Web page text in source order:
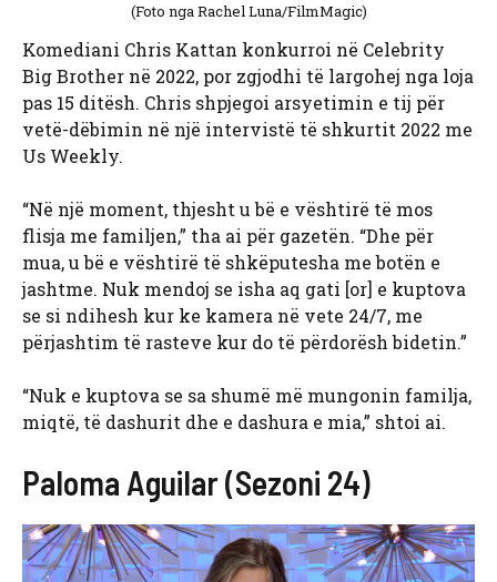
(Foto nga Rachel Luna/FilmMagic)
Komediani Chris Kattan konkurroi në Celebrity
Big Brother në 2022, por zgjodhi të largohej nga loja
pas 15 ditësh. Chris shpjegoi arsyetimin e tij për
vetë-dëbimin në një intervistë të shkurtit 2022 me
Us Weekly.
“Në një moment, thjesht u bë e vështirë të mos
flisja me familjen,” tha ai për gazetën. “Dhe për
mua, u bë e vështirë të shkëputesha me botën e
jashtme. Nuk mendoj se isha aq gati [or] e kuptova
se si ndihesh kur ke kamera në vete 24/7, me
përjashtim të rasteve kur do të përdorësh bidetin.”
“Nuk e kuptova se sa shumë më mungonin familja,
miqtë, të dashurit dhe e dashura e mia,” shtoi ai.
Paloma Aguilar (Sezoni 24)